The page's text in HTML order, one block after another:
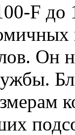
F до
Он